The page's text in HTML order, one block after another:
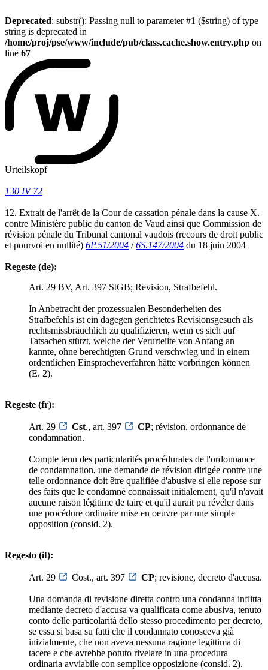
Deprecated: substr(): Passing null to parameter #1 ($string) of type
string is deprecated in
/home/proj/pse/www/include/pub/class.cache.show.entry.php on
line 67
Urteilskopf
130 IV 72
12. Extrait de l'arrêt de la Cour de cassation pénale dans la cause X.
contre Ministère public du canton de Vaud ainsi que Commission de
révision pénale du Tribunal cantonal vaudois (recours de droit public
et pourvoi en nullité) 6P.51/2004 /6S.147/2004 du 18 juin 2004
Regeste (de):
Art. 29 BV, Art. 397 StGB; Revision, Strafbefehl.
In Anbetracht der prozessualen Besonderheiten des
Strafbefehls ist ein dagegen gerichtetes Revisionsgesuch als
rechtsmissbräuchlich zu qualifizieren, wenn es sich auf
Tatsachen stützt, welche der Verurteilte von Anfang an
kannte, ohne berechtigten Grund verschwieg und in einem
ordentlichen Einspracheverfahren hätte vorbringen können
(E. 2).
Regeste (fr):
Art. 29 Cst., art. 397 CP; révision, ordonnance de
condamnation.
Compte tenu des particularités procédurales de l'ordonnance
de condamnation, une demande de révision dirigée contre une
telle ordonnance doit être qualifiée d'abusive si elle repose sur
des faits que le condamné connaissait initialement, qu'il n'avait
aucune raison légitime de taire et qu'il aurait pu révéler dans
une procédure ordinaire mise en oeuvre par une simple
opposition (consid. 2).
Regesto (it):
Art. 29 Cost., art. 397 CP; revisione, decreto d'accusa.
Una domanda di revisione diretta contro una condanna inflitta
mediante decreto d'accusa va qualificata come abusiva, tenuto
conto delle particolarità dello stesso procedimento per decreto,
se essa si basa su fatti che il condannato conosceva già
inizialmente, che non aveva nessuna ragione legittima di
tacere e che avrebbe potuto rivelare in una procedura
ordinaria avviabile con semplice opposizione (consid. 2).